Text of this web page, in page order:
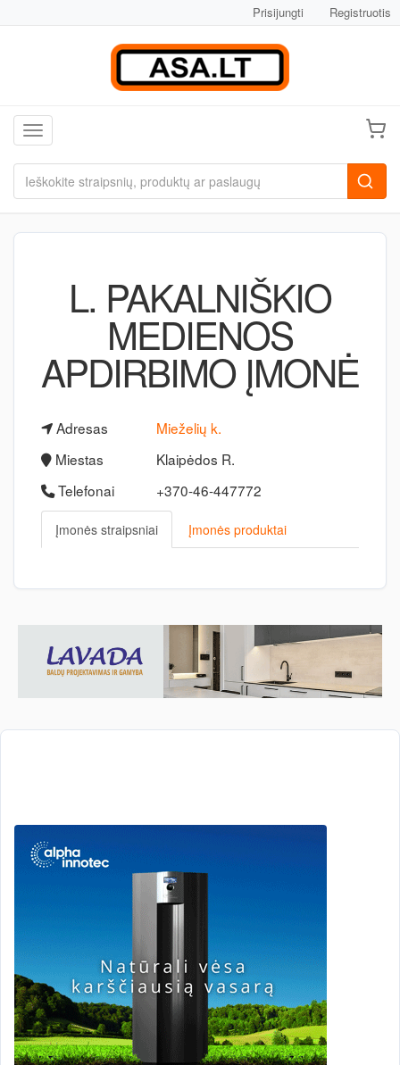
Prisijungti Registruotis
Toggle navigation
L. PAKALNIŠKIO
MEDIENOS
APDIRBIMO ĮMONĖ
Adresas
Mieželių k.
Miestas
Klaipėdos R.
Telefonai
+370-46-447772
Įmonės straipsniai Įmonės produktai